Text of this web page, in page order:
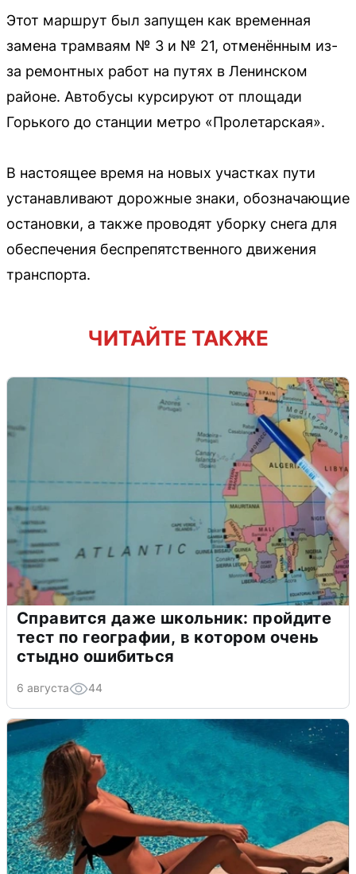
Этот маршрут был запущен как временная
замена трамваям № 3 и № 21, отменённым из-
за ремонтных работ на путях в Ленинском
районе. Автобусы курсируют от площади
Горького до станции метро «Пролетарская».
В настоящее время на новых участках пути
устанавливают дорожные знаки, обозначающие
остановки, а также проводят уборку снега для
обеспечения беспрепятственного движения
транспорта.
ЧИТАЙТЕ ТАКЖЕ
Справится даже школьник: пройдите
тест по географии, в котором очень
стыдно ошибиться
6 августа 44